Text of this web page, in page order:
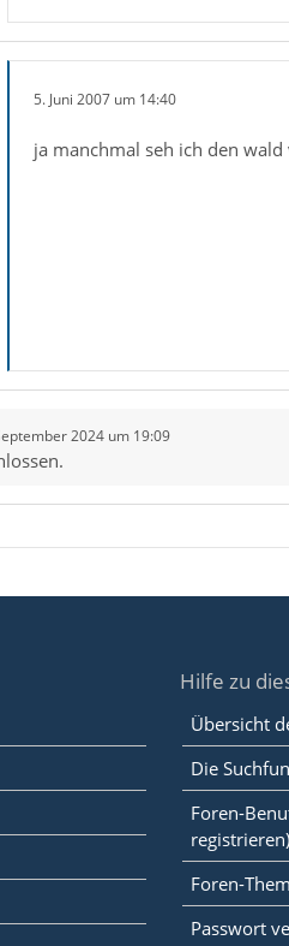
5. Juni 2007 um 14:40
ja manchmal seh ich den
2024 um 19:09
Hilfe zu
Übersicht
Die
Foren-
registrieren)
Foren-
Passwort